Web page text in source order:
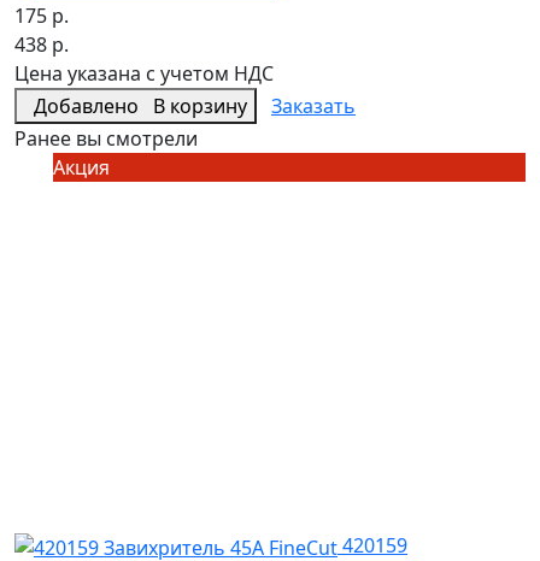
175 р.
438 р.
Цена указана с учетом НДС
Добавлено
В корзину Заказать
Ранее вы смотрели
Акция
420159